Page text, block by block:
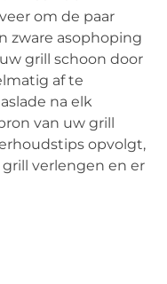
om de paar
zware asophoping
grill schoon door
af te
na elk
van uw grill
opvolgt,
verlengen en er